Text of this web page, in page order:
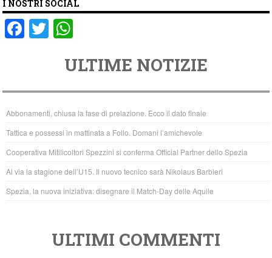
I NOSTRI SOCIAL
F
e
b
o
o
k
T
er
at
s
A
p
p
ULTIME NOTIZIE
Abbonamenti, chiusa la fase di prelazione. Ecco il dato finale
Tattica e possessi in mattinata a Follo. Domani l’amichevole
Cooperativa Mitilicoltori Spezzini si conferma Official Partner dello Spezia
Al via la stagione dell’U15. Il nuovo tecnico sarà Nikolaus Barbieri
Spezia, la nuova iniziativa: disegnare il Match-Day delle Aquile
ULTIMI COMMENTI